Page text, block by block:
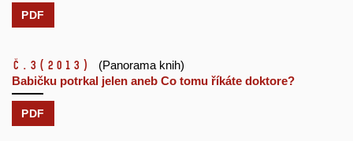
PDF
č.3 (2013)
(Panorama knih)
Babičku potrkal jelen aneb Co tomu říkáte doktore?
PDF